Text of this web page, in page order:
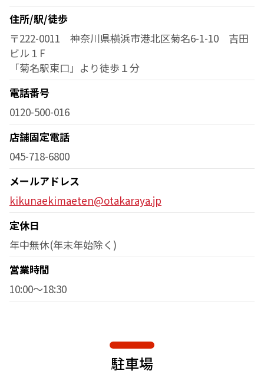
住所/駅/徒歩
〒222-0011 神奈川県横浜市港北区菊名6-1-10 吉田
ビル１F
「菊名駅東口」より徒歩１分
電話番号
0120-500-016
店舗固定電話
045-718-6800
メールアドレス
kikunaekimaeten@otakaraya.jp
定休日
年中無休(年末年始除く)
営業時間
10:00～18:30
駐車場